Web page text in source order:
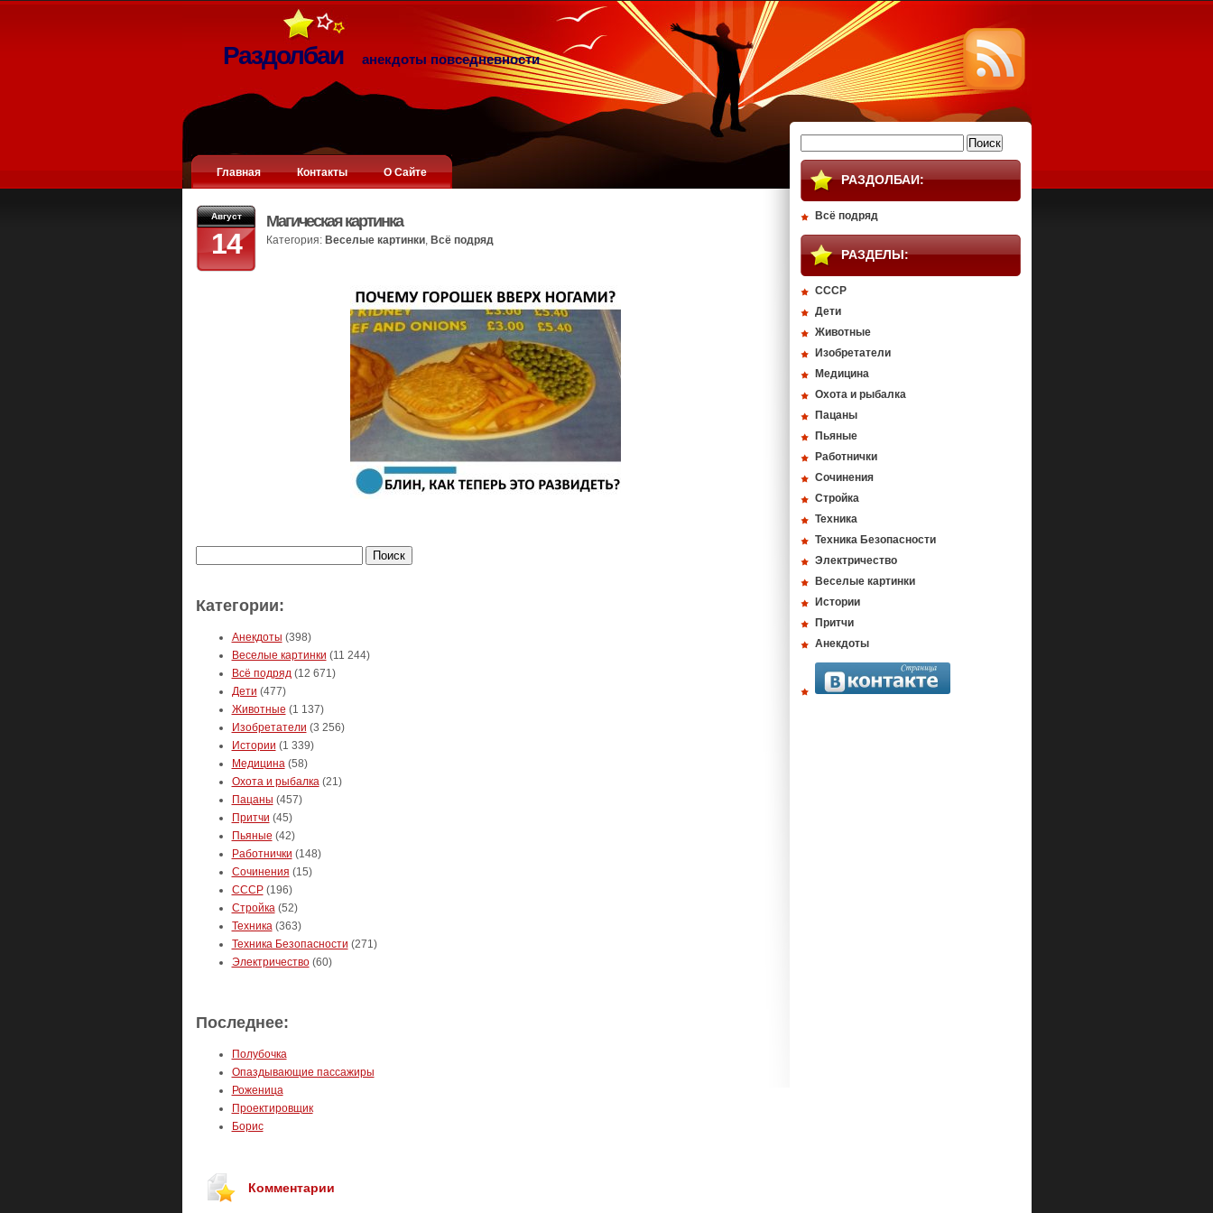
Раздолбаи анекдоты повседневности
Главная Контакты О Сайте
Август
14
Магическая картинка
Категория: Веселые картинки, Всё подряд
Категории:
Анекдоты (398)
Веселые картинки (11 244)
Всё подряд(12 671)
Дети (477)
Животные (1 137)
Изобретатели (3 256)
Истории (1 339)
Медицина(58)
Охота и рыбалка(21)
Пацаны (457)
Притчи (45)
Пьяные (42)
Работнички (148)
Сочинения (15)
СССР(196)
Стройка(52)
Техника(363)
Техника Безопасности (271)
Электричество(60)
Последнее:
Полубочка
Опаздывающие пассажиры
Роженица
Проектировщик
Борис
Комментарии
РАЗДОЛБАИ:
Всё подряд
РАЗДЕЛЫ:
СССР
Дети
Животные
Изобретатели
Медицина
Охота и рыбалка
Пацаны
Пьяные
Работнички
Сочинения
Стройка
Техника
Техника Безопасности
Электричество
Веселые картинки
Истории
Притчи
Анекдоты